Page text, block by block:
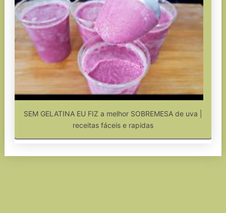
SEM GELATINA EU FIZ a melhor SOBREMESA de uva |
receitas fáceis e rapidas